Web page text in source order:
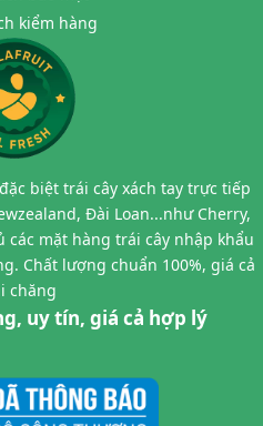
kiểm hàng
biệt trái cây xách tay trực tiếp
Đài Loan...như Cherry,
các mặt hàng trái cây nhập khẩu
Chất lượng chuẩn 100%, giá cả
chăng
uy tín, giá cả hợp lý